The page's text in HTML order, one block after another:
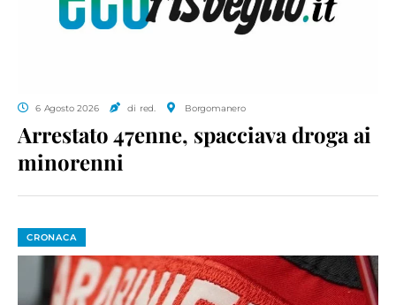
6 Agosto 2026 di red. Borgomanero
Arrestato 47enne, spacciava droga ai
minorenni
CRONACA